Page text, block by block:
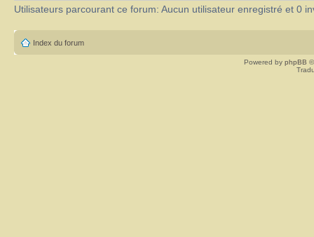
Utilisateurs parcourant ce forum: Aucun utilisateur enregistré et 0
Index du forum
Powered by phpBB